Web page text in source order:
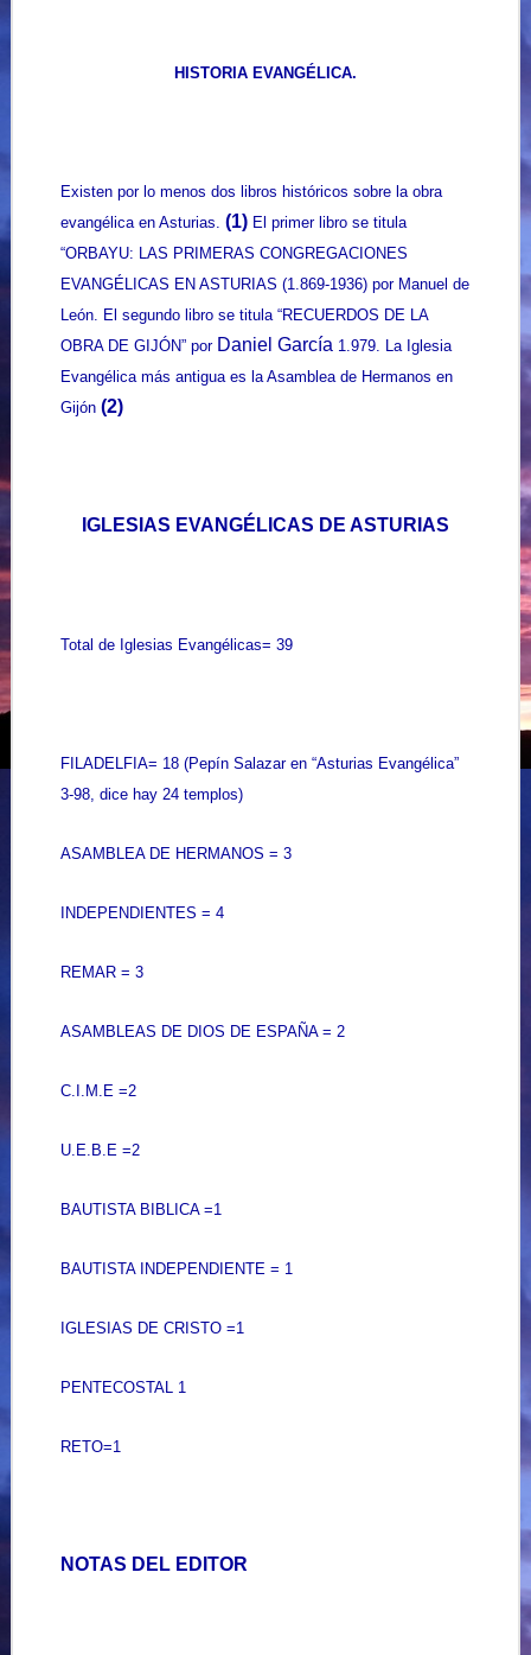
HISTORIA EVANGÉLICA.
Existen por lo menos dos libros históricos sobre la obra
evangélica en Asturias. (1)El primer libro se titula
“ORBAYU: LAS PRIMERAS CONGREGACIONES
EVANGÉLICAS EN ASTURIAS (1.869-1936) por Manuel de
León. El segundo libro se titula “RECUERDOS DE LA
OBRA DE GIJÓN” por Daniel García 1.979. La Iglesia
Evangélica más antigua es la Asamblea de Hermanos en
Gijón (2)
IGLESIAS EVANGÉLICAS DE ASTURIAS
Total de Iglesias Evangélicas= 39
FILADELFIA= 18 (Pepín Salazar en “Asturias Evangélica”
3-98, dice hay 24 templos)
ASAMBLEA DE HERMANOS = 3
INDEPENDIENTES = 4
REMAR = 3
ASAMBLEAS DE DIOS DE ESPAÑA = 2
C.I.M.E =2
U.E.B.E =2
BAUTISTA BIBLICA =1
BAUTISTA INDEPENDIENTE = 1
IGLESIAS DE CRISTO =1
PENTECOSTAL 1
RETO=1
NOTAS DELEDITOR